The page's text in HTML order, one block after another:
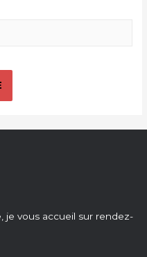
je vous accueil sur rendez-